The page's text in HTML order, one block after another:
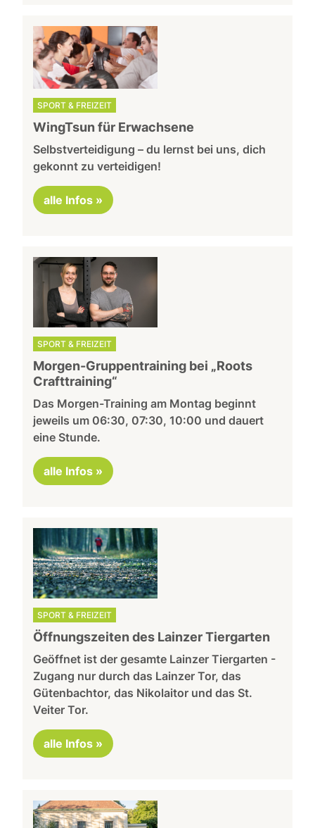
SPORT & FREIZEIT
WingTsun für Erwachsene
Selbstverteidigung – du lernst bei uns, dich
gekonnt zu verteidigen!
alle Infos »
SPORT & FREIZEIT
Morgen-Gruppentraining bei „Roots
Crafttraining“
Das Morgen-Training am Montag beginnt
jeweils um 06:30, 07:30, 10:00 und dauert
eine Stunde.
alle Infos »
SPORT & FREIZEIT
Öffnungszeiten des Lainzer Tiergarten
Geöffnet ist der gesamte Lainzer Tiergarten -
Zugang nur durch das Lainzer Tor, das
Gütenbachtor, das Nikolaitor und das St.
Veiter Tor.
alle Infos »